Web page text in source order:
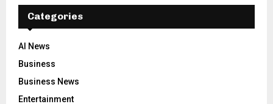
Categories
AI News
Business
Business News
Entertainment